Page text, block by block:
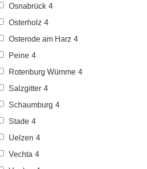
Osnabrück 4
Osterholz 4
Osterode am Harz 4
Peine 4
Rotenburg Wümme 4
Salzgitter 4
Schaumburg 4
Stade 4
Uelzen 4
Vechta 4